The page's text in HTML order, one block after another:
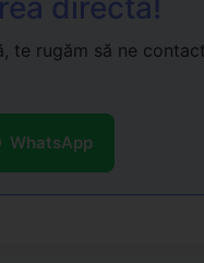
directă!
te rugăm să ne
WhatsApp